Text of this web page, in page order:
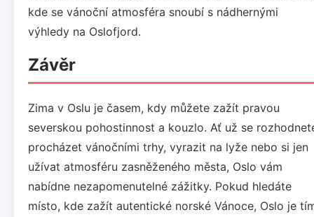
kde se vánoční atmosféra snoubí s nádhernými
výhledy na Oslofjord.
Závěr
Zima v Oslu je časem, kdy můžete zažít pravou
severskou pohostinnost a kouzlo. Ať už se
procházet vánočními trhy, vyrazit na lyže nebo si jen
užívat atmosféru zasněženého města, Oslo vám
nabídne nezapomenutelné zážitky. Pokud hledáte
místo, kde zažít autentické norské Vánoce, Oslo je